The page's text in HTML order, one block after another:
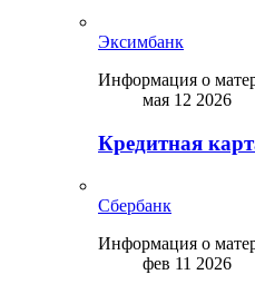
Эксимбанк
Информация о
мая 12 2026
Кредитная
Сбербанк
Информация о
фев 11 2026